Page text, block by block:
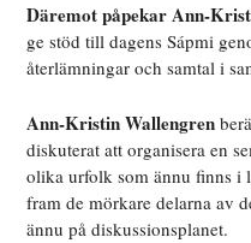
Däremot påpekar Ann-
ge stöd till dagens Sápmi
återlämningar och samtal i
Ann-Kristin Wallengren
diskuterat att organisera en
olika urfolk som ännu finns i
fram de mörkare delarna av
ännu på diskussionsplanet.